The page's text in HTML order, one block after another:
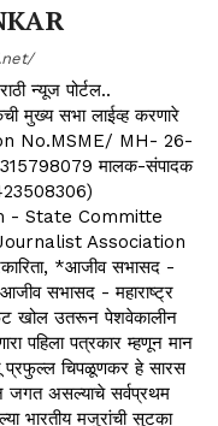
न्यूज पोर्टल..
मुख्य सभा लाईव्ह करणारे
No.MSME/ MH- 26-
मालक-संपादक
- State Committe
Association
*आजीव सभासद -
सभासद - महाराष्ट्र
फुट खोल उतरून पेशवेकालीन
पहिला पत्रकार म्हणून मान
प्रफुल्ल चिपळूणकर हे सारस
जगत असल्याचे सर्वप्रथम
भारतीय मजुरांची सुटका